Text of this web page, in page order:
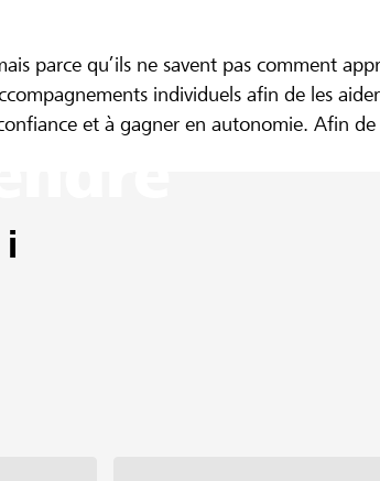
de
parce qu’ils ne savent pas comment
individuels afin de les
et à gagner en autonomie. Afin